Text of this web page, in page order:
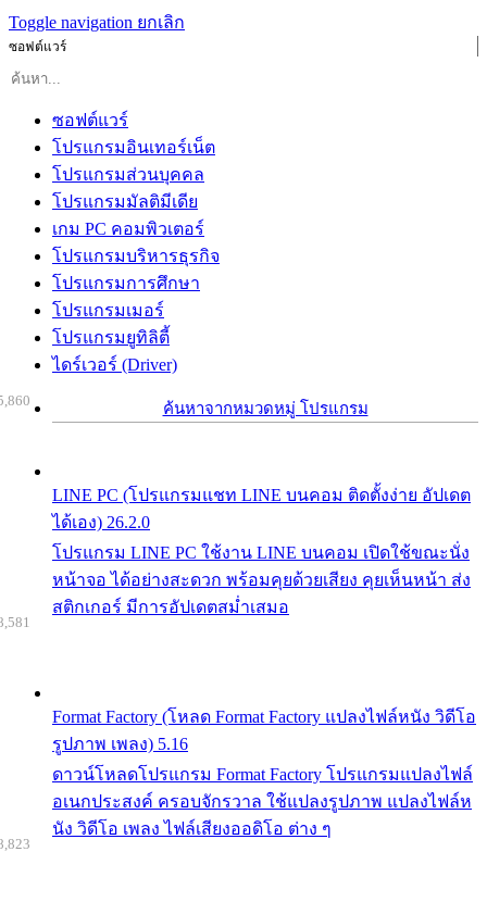
Toggle navigation ยกเลิก
ซอฟต์แวร์
ซอฟต์แวร์
โปรแกรมอินเทอร์เน็ต
โปรแกรมส่วนบุคคล
โปรแกรมมัลติมีเดีย
เกม PC คอมพิวเตอร์
โปรแกรมบริหารธุรกิจ
โปรแกรมการศึกษา
โปรแกรมเมอร์
โปรแกรมยูทิลิตี้
ไดร์เวอร์ (Driver)
ค้นหาจากหมวดหมู่ โปรแกรม
LINE PC (โปรแกรมแชท LINE บนคอม ติดตั้งง่าย อัปเดต
ได้เอง) 26.2.0
โปรแกรม LINE PC ใช้งาน LINE บนคอม เปิดใช้ขณะนั่ง
หน้าจอ ได้อย่างสะดวก พร้อมคุยด้วยเสียง คุยเห็นหน้า ส่ง
สติกเกอร์ มีการอัปเดตสม่ำเสมอ
Format Factory (โหลด Format Factory แปลงไฟล์หนัง วิดีโอ
รูปภาพ เพลง) 5.16
ดาวน์โหลดโปรแกรม Format Factory โปรแกรมแปลงไฟล์
อเนกประสงค์ ครอบจักรวาล ใช้แปลงรูปภาพ แปลงไฟล์ห
นัง วิดีโอ เพลง ไฟล์เสียงออดิโอ ต่าง ๆ